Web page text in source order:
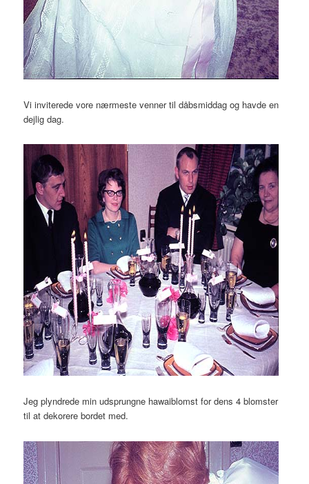
Vi inviterede vore nærmeste venner til dåbsmiddag og havde en
dejlig dag.
Jeg plyndrede min udsprungne hawaiblomst for dens 4 blomster
til at dekorere bordet med.